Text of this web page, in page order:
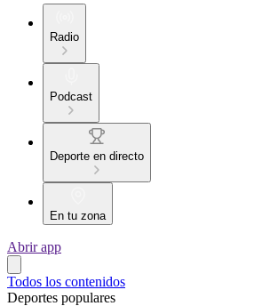
Radio
Podcast
Deporte en directo
En tu zona
Abrir app
Todos los contenidos
Deportes populares